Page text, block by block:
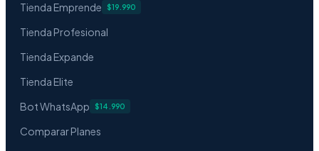
Tienda Emprende $19.990
Tienda Profesional
Tienda Expande
Tienda Elite
Bot WhatsApp
$14.990
Comparar Planes